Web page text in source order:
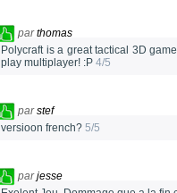
parthomas
Polycraft is a great tactical 3D
play multiplayer! :P 4/5
parstef
versioon french? 5/5
parjesse